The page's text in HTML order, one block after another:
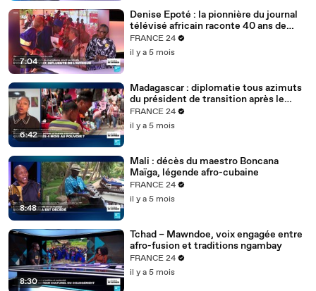
7:04
Denise Epoté : la pionnière du journal
télévisé africain raconte 40 ans de
carrière
FRANCE 24
il y a 5 mois
6:42
Madagascar : diplomatie tous azimuts
du président de transition après le
putsch
FRANCE 24
il y a 5 mois
8:48
Mali : décès du maestro Boncana
Maïga, légende afro-cubaine
FRANCE 24
il y a 5 mois
8:30
Tchad – Mawndoe, voix engagée entre
afro-fusion et traditions ngambay
FRANCE 24
il y a 5 mois